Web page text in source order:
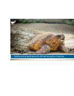
Sette principali specie di tartarughe marine.